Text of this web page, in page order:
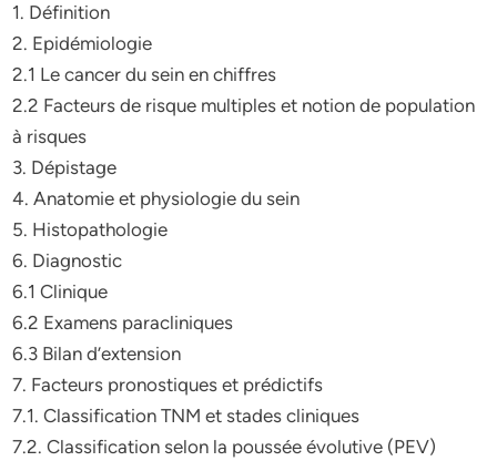
1. Définition
2. Epidémiologie
2.1 Le cancer du sein en chiffres
2.2 Facteurs de risque multiples et notion de population
à risques
3. Dépistage
4. Anatomie et physiologie du sein
5. Histopathologie
6. Diagnostic
6.1 Clinique
6.2 Examens paracliniques
6.3 Bilan d’extension
7. Facteurs pronostiques et prédictifs
7.1. Classification TNM et stades cliniques
7.2. Classification selon la poussée évolutive (PEV)